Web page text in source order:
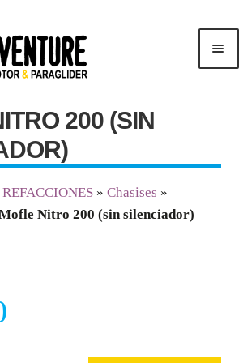
Men
ú
200 (SIN
REFACCIONES » Chasises »
Nitro 200 (sin silenciador)